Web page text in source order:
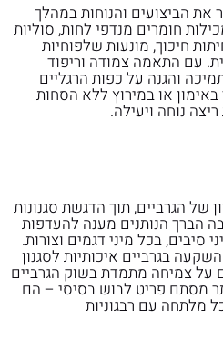
את הביצועים והנוחות במהלך
חומרים מנדפי לחות, סוליות
חיכוך, מונעות שלפוחיות
עם התאמה צמודה וריפוד
והגנה על כפות הרגליים
או במירוץ ללא הסחות
נוחה ויעילה.
של הגרביים, תוך הדגשת סגנונות
הברך הנותנים מענה להעדפות
סיבים, בכל מיני דגמים וצורות.
בגרביים איכותיות לסגנון
על צמיחה מתמדת בשוק הגרביים
מסתם פריט לבוש בסיסי – הם
מלתחה עם רבגוניות